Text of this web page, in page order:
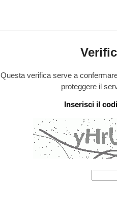
Questa verifica serve a
proteggere il
Inserisci il